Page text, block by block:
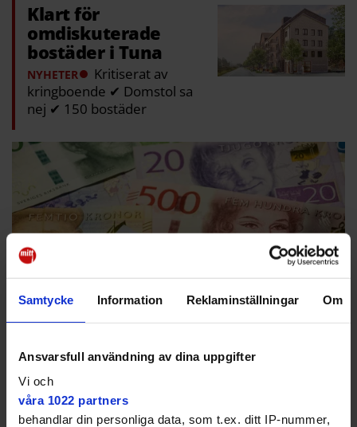
Samtycke Information Reklaminställningar Om
Ansvarsfull användning av dina uppgifter
Vi och
våra 1022 partners
behandlar din personliga data, som t.ex. ditt IP-nummer,
Klart för
omdiskuterade
bostäder i Tuna
NYHETER
Kritiserat av
kringboende ✔ Domstol sa
nej ✔ 150 bostäder
Vaxholmssparare
storvinnare när skatt